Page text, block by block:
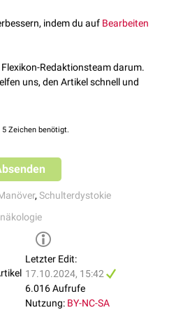
um etwa 180 Grad. Das Manöver
werden, etwa mit dem
Wood-Manöver, angewendet werden,
Schulter von der Rückseite aus
Lane
, abgerufen am 18.09.2024
indem du auf Bearbeiten
Redaktionsteam darum.
uns, den Artikel schnell und
Zeichen benötigt.
, Schulterdystokie
Letzter Edit:
17.10.2024, 15:42
6.016 Aufrufe
Nutzung: BY-NC-SA